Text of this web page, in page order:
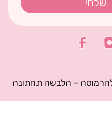
להרמוסה – הלבשה תחתונה